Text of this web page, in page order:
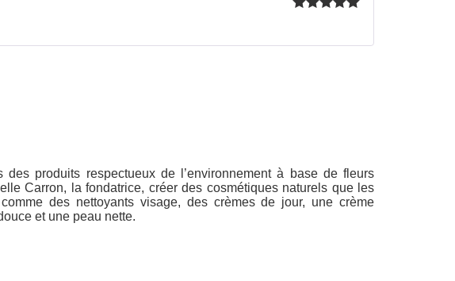
produits respectueux de l’environnement à base de fleurs
Carron, la fondatrice, créer des cosmétiques naturels que les
des nettoyants visage, des crèmes de jour, une crème
et une peau nette.